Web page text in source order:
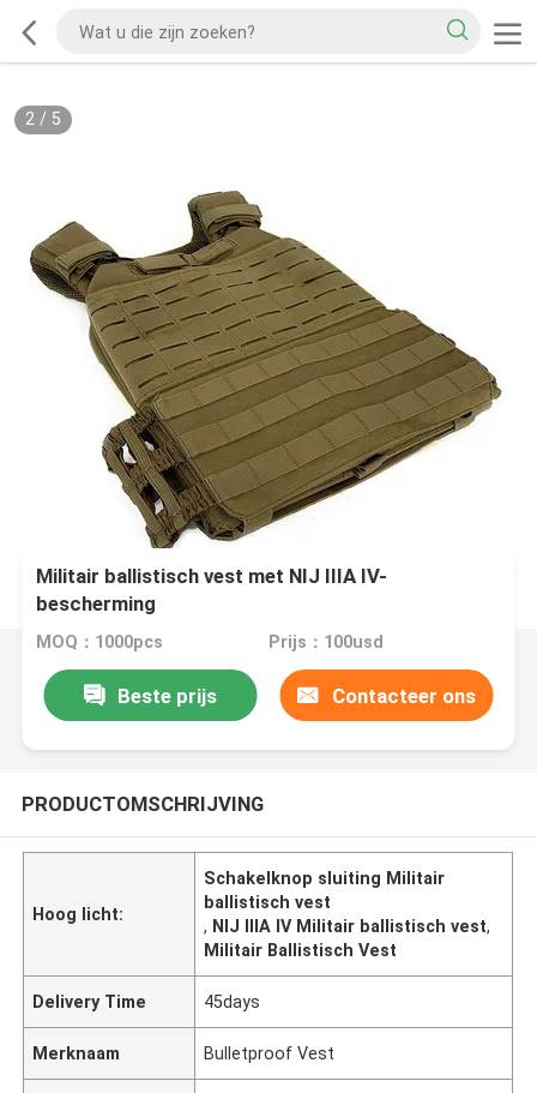
2/ 5
Militair ballistisch vest met NIJ IIIA IV-
bescherming
MOQ：1000pcs Prijs：100usd
Beste prijs Contacteer ons
PRODUCTOMSCHRIJVING
Hoog licht:
Schakelknop sluiting Militair
ballistisch vest
, NIJ IIIA IV Militair ballistisch vest,
Militair Ballistisch Vest
Delivery Time 45days
Merknaam Bulletproof Vest